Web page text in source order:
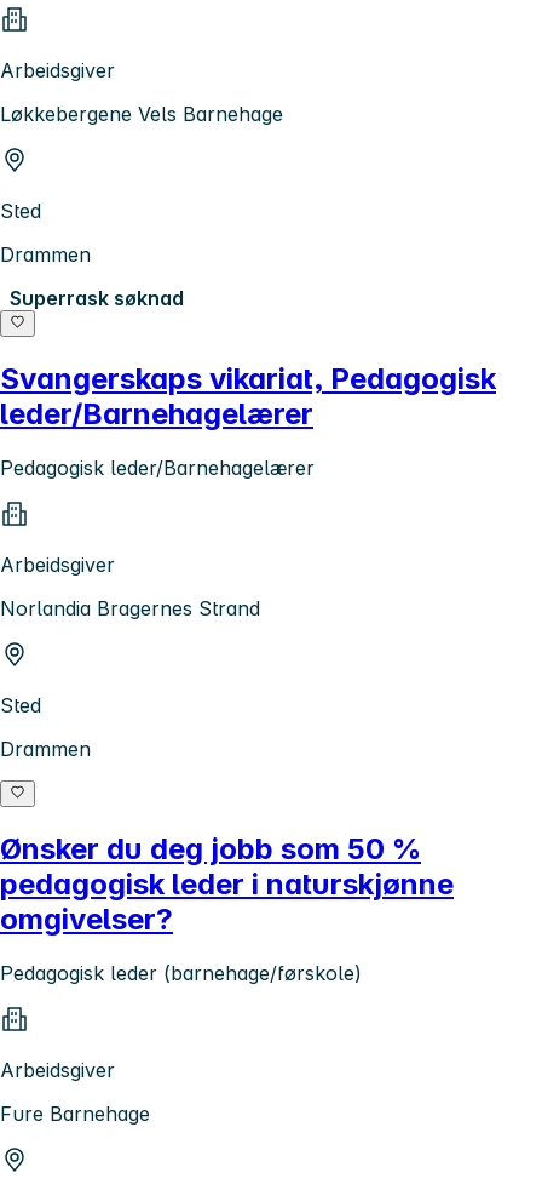
Arbeidsgiver
Løkkebergene Vels Barnehage
Sted
Drammen
Superrask søknad
Svangerskaps vikariat, Pedagogisk
leder/Barnehagelærer
Pedagogisk leder/Barnehagelærer
Arbeidsgiver
Norlandia Bragernes Strand
Sted
Drammen
Ønsker du deg jobb som 50 %
pedagogisk leder i naturskjønne
omgivelser?
Pedagogisk leder (barnehage/førskole)
Arbeidsgiver
Fure Barnehage